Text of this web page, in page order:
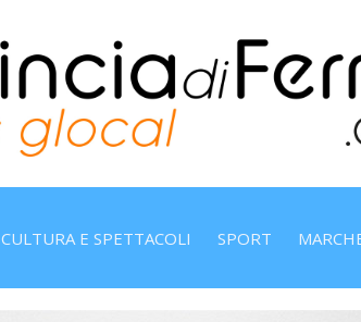
CULTURA E SPETTACOLI SPORT